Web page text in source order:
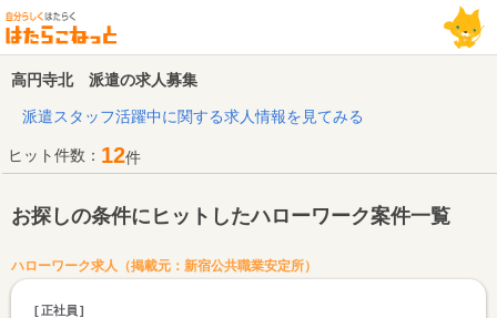
高円寺北 派遣の求人募集
派遣スタッフ活躍中に関する求人情報を見てみる
ヒット件数： 12件
お探しの条件にヒットしたハローワーク案件一覧
ハローワーク求人（掲載元：新宿公共職業安定所）
正社員